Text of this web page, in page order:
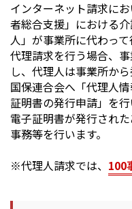
インターネット請求に
者総合支援」における
人」が事業所に代わって
代理請求を行う場合、
し、代理人は事業所か
国保連合会へ「代理人
証明書の発行申請」を行
電子証明書が発行され
事務等を行います。
※代理人請求では、 100